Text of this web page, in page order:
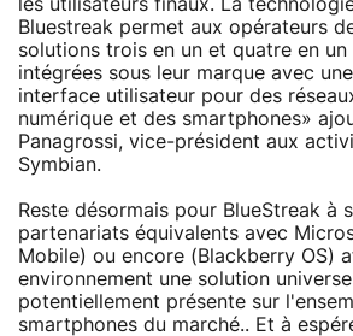
les utilisateurs finaux. La
Bluestreak permet aux opérateurs
solutions trois en un et quatre en un
intégrées sous leur marque avec
interface utilisateur pour des
numérique et des smartphones»
Panagrossi, vice-président aux
Symbian.
Reste désormais pour BlueStreak à
partenariats équivalents avec
Mobile) ou encore (Blackberry OS)
environnement une solution
potentiellement présente sur
smartphones du marché.. Et à